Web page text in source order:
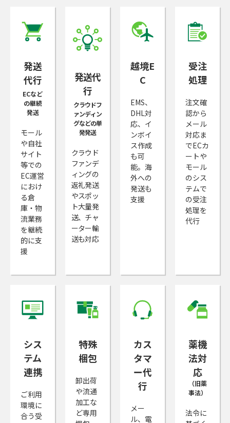
発送
代行
ECなど
の継続
発送
モール
や自社
サイト
等での
EC運営
におけ
る倉
庫・物
流業務
を継続
的に支
援
発送代
行
クラウドフ
ァンディン
グなどの単
発発送
クラウド
ファンデ
ィングの
返礼発送
やスポッ
ト大量発
送、チャ
ーター輸
送も対応
越境E
C
EMS、
DHL対
応、イ
ンボイ
ス作成
も可
能。海
外への
発送も
支援
受注
処理
注文確
認から
メール
対応ま
でECカ
ートや
モール
のシス
テムで
の受注
処理を
代行
シス
テム
連携
ご利用
環境に
合う受
特殊
梱包
卸出荷
や流通
加工な
ど専用
カス
タマ
ー代
行
メー
ル、電
薬機
法対
応
（旧薬
事法）
法令に